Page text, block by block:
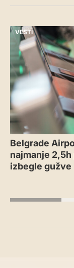
VESTI
Belgrade
najmanje 2,5h
izbegle gužve